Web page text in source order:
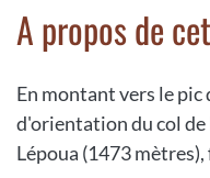
A propos de
En montant vers le pic
d'orientation du col
Lépoua (1473